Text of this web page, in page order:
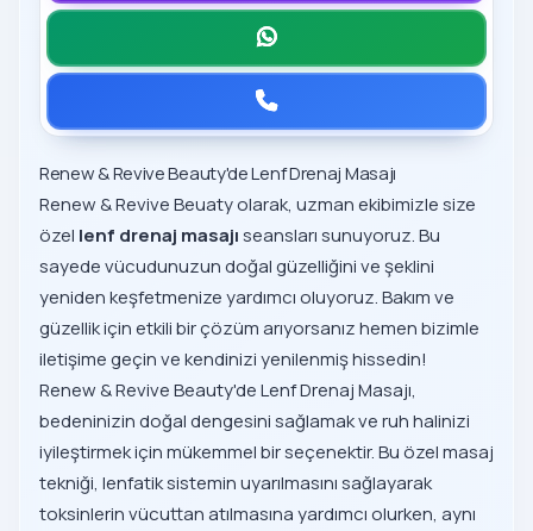
Renew & Revive Beauty'de Lenf Drenaj Masajı
Renew & Revive Beuaty olarak, uzman ekibimizle size
özel lenf drenaj masajıseansları sunuyoruz. Bu
sayede vücudunuzun doğal güzelliğini ve şeklini
yeniden keşfetmenize yardımcı oluyoruz. Bakım ve
güzellik için etkili bir çözüm arıyorsanız hemen bizimle
iletişime geçin ve kendinizi yenilenmiş hissedin!
Renew & Revive Beauty'de Lenf Drenaj Masajı,
bedeninizin doğal dengesini sağlamak ve ruh halinizi
iyileştirmek için mükemmel bir seçenektir. Bu özel masaj
tekniği, lenfatik sistemin uyarılmasını sağlayarak
toksinlerin vücuttan atılmasına yardımcı olurken, aynı